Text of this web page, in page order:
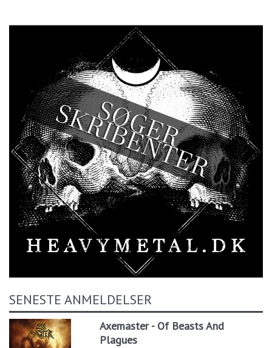
SENESTE ANMELDELSER
Axemaster - Of Beasts And
Plagues